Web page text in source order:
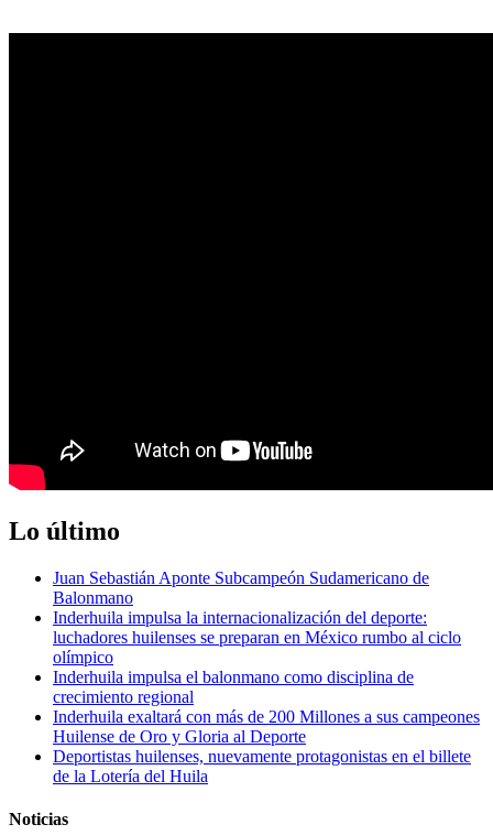
Lo último
Juan Sebastián Aponte Subcampeón Sudamericano de
Balonmano
Inderhuila impulsa la internacionalización del deporte:
luchadores huilenses se preparan en México rumbo al ciclo
olímpico
Inderhuila impulsa el balonmano como disciplina de
crecimiento regional
Inderhuila exaltará con más de 200 Millones a sus campeones
Huilense de Oro y Gloria al Deporte
Deportistas huilenses, nuevamente protagonistas en el billete
de la Lotería del Huila
Noticias